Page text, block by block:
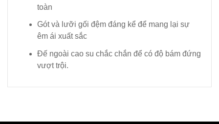
toàn
Gót và lưỡi gối đệm đáng kể để mang lại sự
êm ái xuất sắc
Đế ngoài cao su chắc chắn để có độ bám đứng
vượt trội.